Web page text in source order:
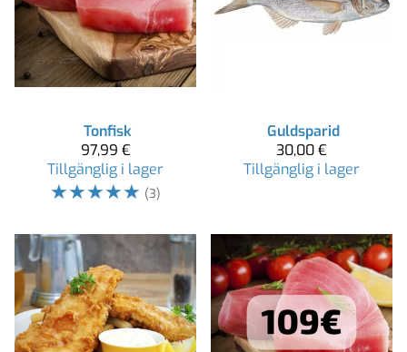
Tonfisk
97,99 €
Tillgänglig i lager
☆☆☆☆☆ (3)
Guldsparid
30,00 €
Tillgänglig i lager